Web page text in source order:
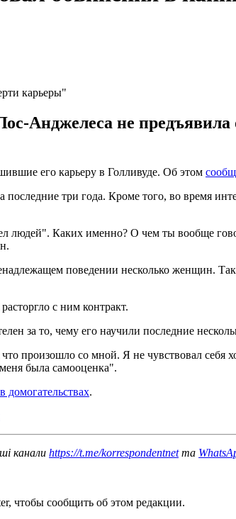
карьеры"
Анджелеса не
его карьеру в Голливуде. Об этом
три года. Кроме того, во время
Каких именно? О чем ты вообще
поведении несколько женщин.
с ним контракт.
за то, чему его научили последние
произошло со мной. Я не чувствовал
была самооценка".
домогательствах.
канали https://t.me/korrespondentnetта
чтобы сообщить об этом редакции.